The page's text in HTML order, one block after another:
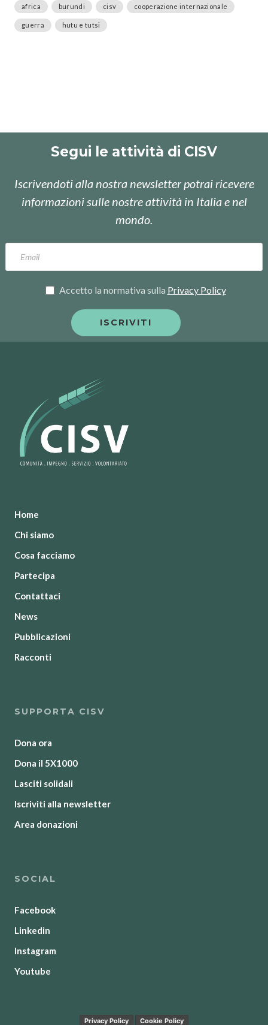
africa burundi cisv cooperazione internazionale
guerra hutu e tutsi
Segui le attività di CISV
Iscrivendoti alla nostra newsletter potrai ricevere
informazioni sulle nostre attività in Italia e nel
mondo.
Accetto la normativa sulla Privacy Policy
Home
Chi siamo
Cosa facciamo
Partecipa
Contattaci
News
Pubblicazioni
Racconti
SUPPORTA CISV
Dona ora
Dona il 5X1000
Lasciti solidali
Iscriviti alla newsletter
Area donazioni
SOCIAL
Facebook
Linkedin
Instagram
Youtube
Privacy Policy Cookie Policy